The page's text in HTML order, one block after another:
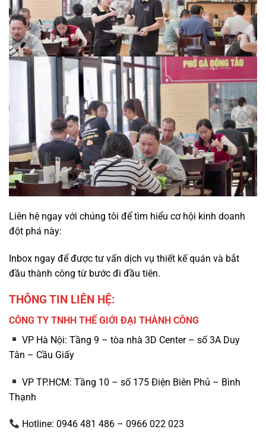
Liên hệ ngay với chúng tôi để tìm hiểu cơ hội kinh doanh
đột phá này:
Inbox ngay để được tư vấn dịch vụ thiết kế quán và bắt
đầu thành công từ bước đi đầu tiên.
THÔNG TIN LIÊN HỆ:
CÔNG TY TNHH THẾ GIỚI ĐẠI THÀNH CÔNG
VP Hà Nội: Tầng 9 – tòa nhà 3D Center – số 3A Duy
Tân – Cầu Giấy
VP TP.HCM: Tầng 10 – số 175 Điện Biên Phủ – Bình
Thạnh
Hotline: 0946 481 486 – 0966 022 023